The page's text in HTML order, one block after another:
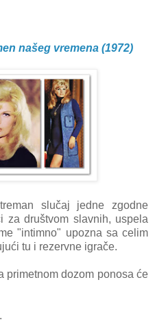
našeg vremena (1972)
slučaj jedne zgodne
za društvom slavnih, uspela
"intimno" upozna sa celim
tu i rezervne igrače.
primetnom dozom ponosa će